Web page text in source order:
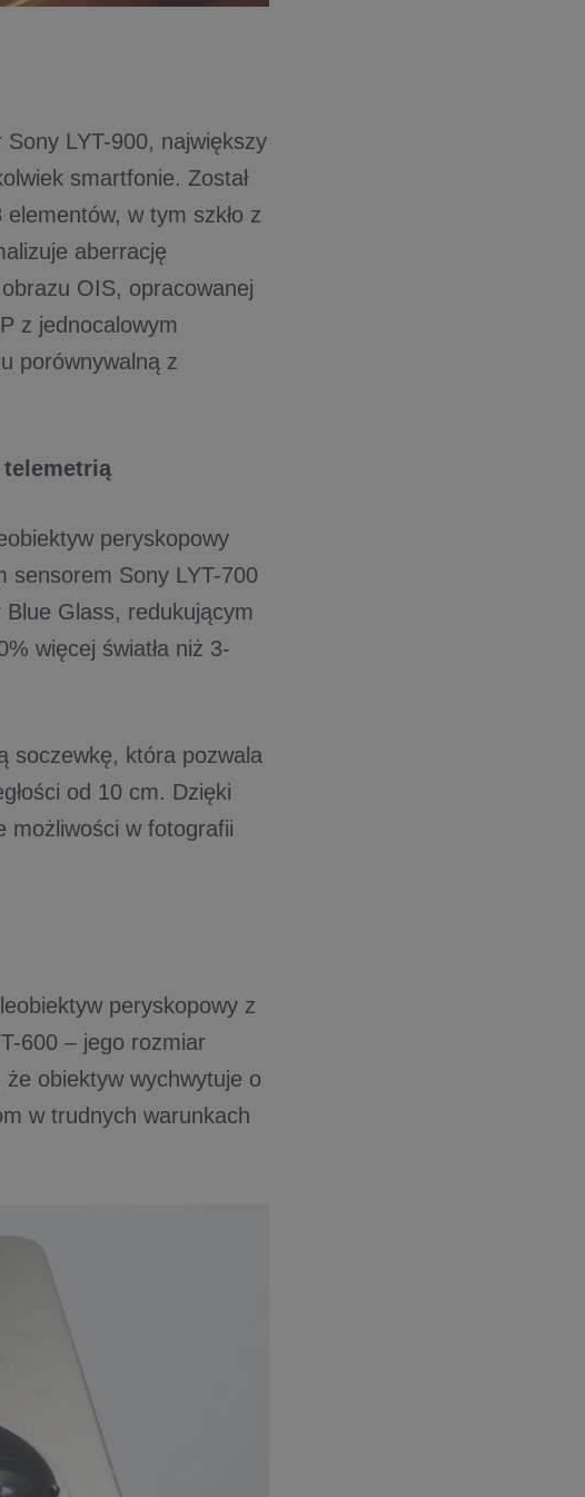
LYT-900, największy
smartfonie. Został
w tym szkło z
aberrację
OIS, opracowanej
z jednocalowym
porównywalną z
peryskopowy
sensorem Sony LYT-700
Blue Glass, redukującym
więcej światła niż 3-
soczewkę, która pozwala
od 10 cm. Dzięki
możliwości w fotografii
peryskopowy z
600 – jego rozmiar
obiektyw wychwytuje o
w trudnych warunkach